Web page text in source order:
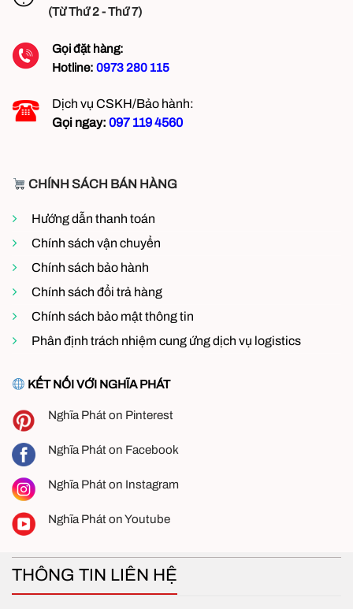
(Từ Thứ 2 - Thứ 7)
Gọi đặt hàng:
Hotline: 0973 280 115
Dịch vụ CSKH/Bảo hành:
Gọi ngay: 097 119 4560
CHÍNH SÁCH BÁN HÀNG
Hướng dẫn thanh toán
Chính sách vận chuyển
Chính sách bảo hành
Chính sách đổi trả hàng
Chính sách bảo mật thông tin
Phân định trách nhiệm cung ứng dịch vụ logistics
KẾT NỐI VỚI NGHĨA PHÁT
Nghĩa Phát on Pinterest
Nghĩa Phát on Facebook
Nghĩa Phát on Instagram
Nghĩa Phát on Youtube
THÔNG TIN LIÊN HỆ